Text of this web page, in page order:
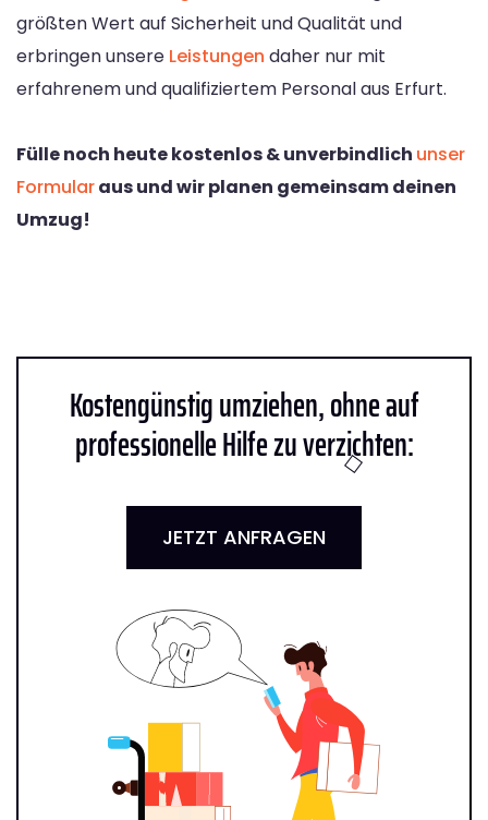
größten Wert auf Sicherheit und Qualität und
erbringen unsere Leistungen daher nur mit
erfahrenem und qualifiziertem Personal aus Erfurt.
Fülle noch heute kostenlos & unverbindlich unser
Formularaus und wir planen gemeinsam deinen
Umzug!
Kostengünstig umziehen, ohne auf
professionelle Hilfe zu verzichten:
JETZT ANFRAGEN